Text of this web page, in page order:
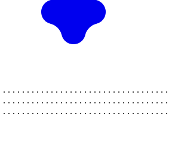
. . . . . . . . . . . . . . . . . . . . . . . . . . . . . . . . . .
. . . . . . . . . . . . . . . . . . . . . . . . . . . . . . . . . .
. . . . . . . . . . . . . . . . . . . . . . . . . . . . . . . . . .